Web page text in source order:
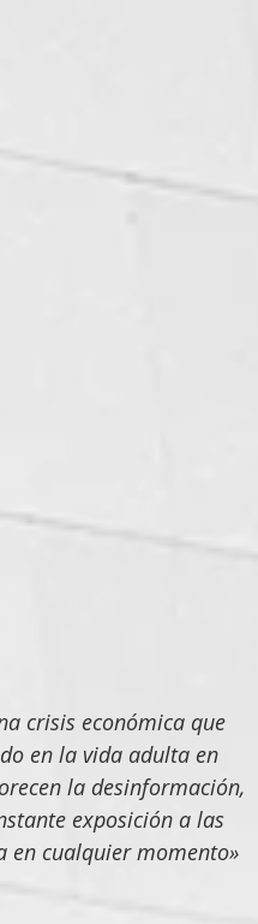
crisis económica que
en la vida adulta en
la desinformación,
exposición a las
en cualquier momento»